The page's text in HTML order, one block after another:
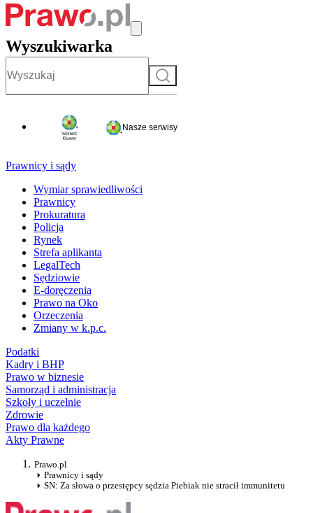
Wyszukiwarka
Szukaj
Nasze serwisy
Prawnicy i sądy
Wymiar sprawiedliwości
Prawnicy
Prokuratura
Policja
Rynek
Strefa aplikanta
LegalTech
Sędziowie
E-doręczenia
Prawo na Oko
Orzeczenia
Zmiany w k.p.c.
Podatki
Kadry i BHP
Prawo w biznesie
Samorząd i administracja
Szkoły i uczelnie
Zdrowie
Prawo dla każdego
Akty Prawne
Prawo.pl
Prawnicy i sądy
SN: Za słowa o przestępcy sędzia Piebiak nie stracił immunitetu